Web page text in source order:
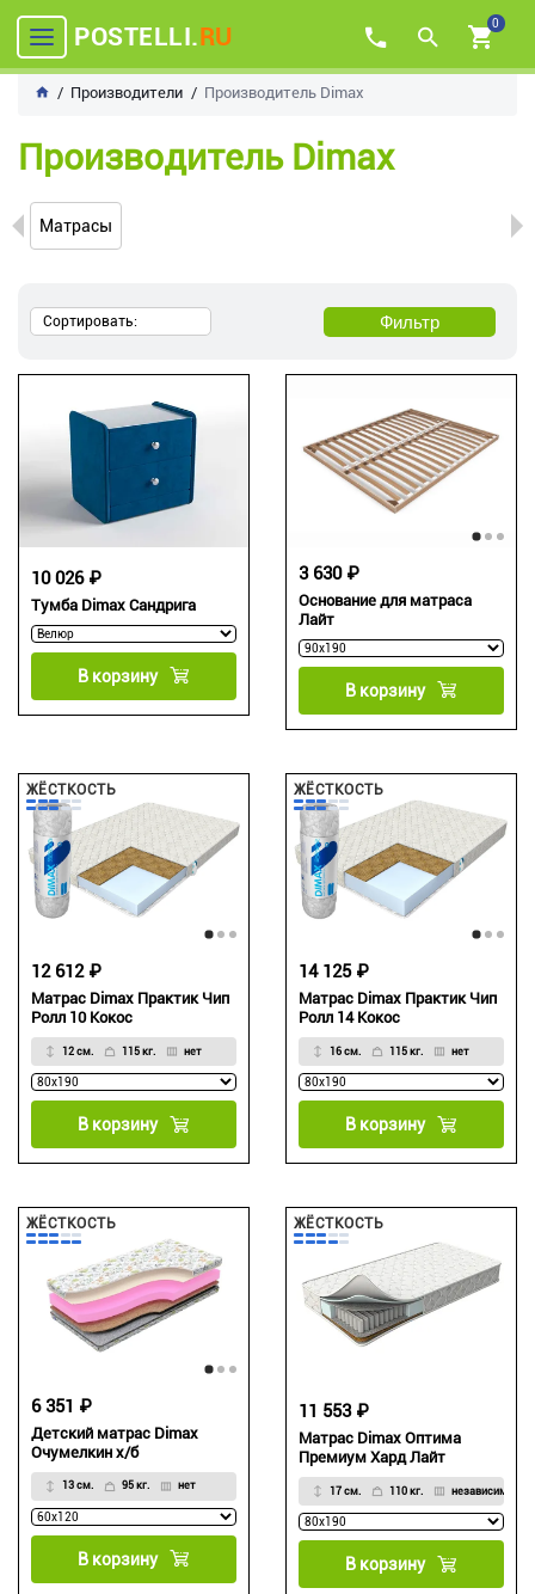
POSTELLI.RU 0
Производители Производитель Dimax
Производитель Dimax
Матрасы
Сортировать: Фильтр
Тумба Dimax Сандрига
10 026 ₽
В корзину
Основание для матраса
Лайт
3 630 ₽
В корзину
ЖЁСТКОСТЬ
Матрас Dimax Практик Чип
Ролл 10 Кокос
12 см. 115 кг. нет
12 612 ₽
В корзину
ЖЁСТКОСТЬ
Матрас Dimax Практик Чип
Ролл 14 Кокос
16 см. 115 кг. нет
14 125 ₽
В корзину
ЖЁСТКОСТЬ
Детский матрас Dimax
Очумелкин х/б
13 см. 95 кг. нет
6 351 ₽
В корзину
ЖЁСТКОСТЬ
Матрас Dimax Оптима
Премиум Хард Лайт
17 см. 110 кг. независимый
11 553 ₽
В корзину